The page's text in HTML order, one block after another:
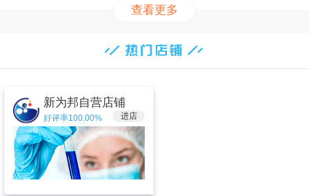
查看更多
新为邦自营店铺
好评率100.00% 进店